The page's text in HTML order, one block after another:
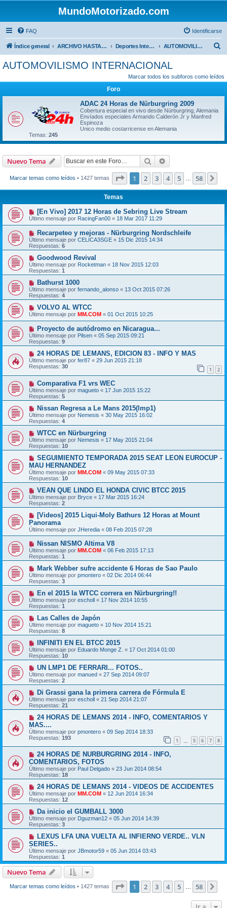
MundoMotorizado.com
FAQ Identificarse
Índice general ARCHIVO HASTA 2018 Deportes Internacionales AUTOMOVILISMO INTERNACIONAL
c
AUTOMOVILISMO INTERNACIONAL
Marcar todos los subforos como leídos
Foro
ADAC 24 Horas de Nürburgring 2009
Cobertura especial en vivo desde Nürburgring, Alemania
Envíados especiales Armando Calderón Jr y Manfred
Espinoza
Unico medio costarricense en Alemania
Temas: 245
Nuevo Tema Buscar
Marcar temas como leídos • 1427 temas Página de 58
1 2 3 4 5 58
Temas
[En Vivo] 2017 12 Horas de Sebring Live Stream
Último mensaje por RacingFan00 « 18 Mar 2017 11:29
Recarpeteo y mejoras - Nürburgring Nordschleife
Último mensaje por CELICA3SGE « 15 Dic 2015 14:34
Respuestas: 6
Goodwood Revival
Último mensaje por Rocketman « 18 Nov 2015 12:03
Respuestas: 1
Bathurst 1000
Último mensaje por fernando_alonso « 13 Oct 2015 07:26
Respuestas: 4
VOLVO AL WTCC
Último mensaje por MM.COM « 01 Oct 2015 10:25
Proyecto de autódromo en Nicaragua...
Último mensaje por Pilsen « 05 Sep 2015 09:21
Respuestas: 9
24 HORAS DE LEMANS, EDICION 83 - INFO Y MAS
Último mensaje por fer87 « 29 Jun 2015 21:18
Respuestas: 30 1 2
Comparativa F1 vrs WEC
Último mensaje por magueto « 17 Jun 2015 15:22
Respuestas: 5
Nissan Regresa a Le Mans 2015(lmp1)
Último mensaje por Nemesis « 30 May 2015 16:02
Respuestas: 4
WTCC en Nürburgring
Último mensaje por Nemesis « 17 May 2015 21:04
Respuestas: 10
SEGUIMIENTO TEMPORADA 2015 SEAT LEON EUROCUP -
MAU HERNANDEZ
Último mensaje por MM.COM « 09 May 2015 07:33
Respuestas: 10
VEAN QUE LINDO EL HONDA CIVIC BTCC 2015
Último mensaje por Bryce « 17 Mar 2015 16:24
Respuestas: 2
[Videos] 2015 Liqui-Moly Bathurs 12 Horas at Mount
Panorama
Último mensaje por JHeredia « 08 Feb 2015 07:28
Nissan NISMO Altima V8
Último mensaje por MM.COM « 06 Feb 2015 17:13
Respuestas: 1
Mark Webber sufre accidente 6 Horas de Sao Paulo
Último mensaje por pmontero « 02 Dic 2014 06:44
Respuestas: 3
En el 2015 la WTCC correra en Nürburgring!!
Último mensaje por escholl « 17 Nov 2014 10:55
Respuestas: 1
Las Calles de Japón
Último mensaje por magueto « 10 Nov 2014 15:21
Respuestas: 8
INFINITI EN EL BTCC 2015
Último mensaje por Eduardo Monge Z. « 17 Oct 2014 01:00
Respuestas: 10
UN LMP1 DE FERRARI... FOTOS..
Último mensaje por manued « 27 Sep 2014 09:07
Respuestas: 2
Di Grassi gana la primera carrera de Fórmula E
Último mensaje por escholl « 21 Sep 2014 21:07
Respuestas: 21
24 HORAS DE LEMANS 2014 - INFO, COMENTARIOS Y
MAS....
Último mensaje por pmontero « 09 Sep 2014 18:33
Respuestas: 193 1 5 6 7 8
24 HORAS DE NURBURGRING 2014 - INFO,
COMENTARIOS, FOTOS
Último mensaje por Paul Delgado « 23 Jun 2014 08:54
Respuestas: 18
24 HORAS DE LEMANS 2014 - VIDEOS DE ACCIDENTES
Último mensaje por MM.COM « 12 Jun 2014 16:34
Respuestas: 12
Da inicio el GUMBALL 3000
Último mensaje por Dguzman12 « 05 Jun 2014 14:39
Respuestas: 3
LEXUS LFA UNA VUELTA AL INFIERNO VERDE.. VLN
SERIES..
Último mensaje por JBmotor59 « 05 Jun 2014 03:43
Respuestas: 1
Nuevo Tema
Marcar temas como leídos • 1427 temas Página de 58
1 2 3 4 5 58